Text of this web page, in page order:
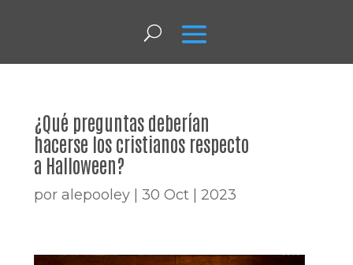
¿Qué preguntas deberían
hacerse los cristianos respecto
a Halloween?
por alepooley 30 Oct | 2023